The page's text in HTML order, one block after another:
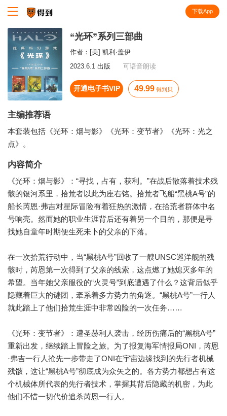
下载App
“光环”系列三部曲
作者： [美] 凯利·盖伊
2023.6.1 出版
可语音朗读
开通电子书VIP 49.99 得到贝
主编推荐语
本套装包括《光环：烟与影》《光环：变节者》《光环：光之
点》。
内容简介
《光环：烟与影》：“寻找，占有，获利。”在战后散落着技术残
骸的银河系里，拾荒者以此为座右铭。拾荒者飞船“黑桃A号”的
船长芮恩·弗吉对星际冒险有着狂热的激情，在拾荒者群体中名
号响亮。然而她的职业生涯背后还有着另一个目的，那便是寻
找她自童年时期便生死未卜的父亲的下落。
在一次拾荒行动中，当“黑桃A号”回收了一艘UNSC巡洋舰的残
骸时，芮恩第一次得到了父亲的线索，这点燃了她熄灭多年的
希望。当年她父亲服役的“火灵号”到底遭遇了什么？这背后似乎
隐藏着巨大的谜团，牵系着多方势力的角逐。“黑桃A号”一行人
就此踏上了他们拾荒生涯中非常凶险的一次任务……
《光环：变节者》：遭圣赫利人袭击，经历伤痛后的“黑桃A号”
重新出发，继续踏上冒险之旅。为了报复海军情报局ONI，芮恩
·弗吉一行人抢先一步带走了ONI在宇宙边缘找到的先行者机械
残骸，这让“黑桃A号”彻底成为众矢之的。各方势力都想占有这
个机械体所代表的先行者技术，掌握其背后隐藏的机密，为此
他们不惜一切代价追杀芮恩一行人。